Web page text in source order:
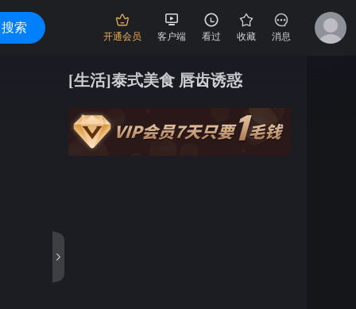
搜索
开通会员 客户端 看过 收藏 消息
[生活]泰式美食 唇齿诱惑